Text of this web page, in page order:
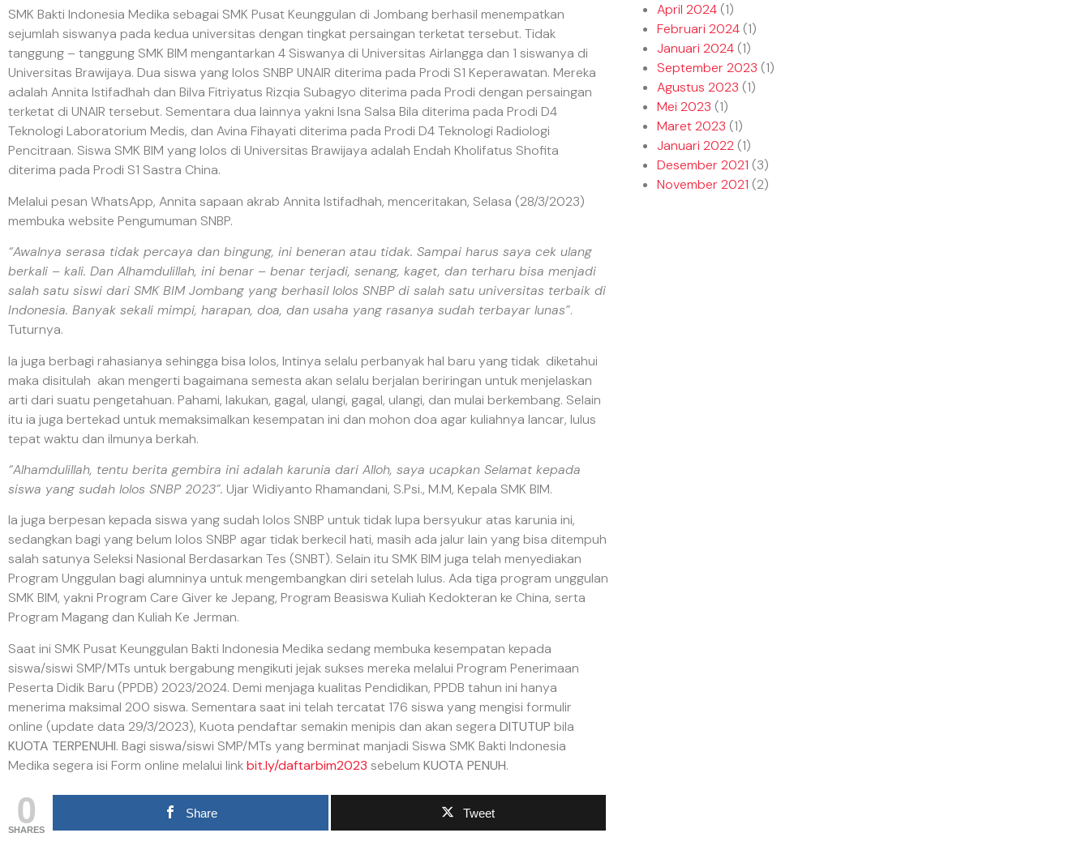
SMK Bakti Indonesia Medika sebagai SMK Pusat Keunggulan di Jombang berhasil menempatkan
sejumlah siswanya pada kedua universitas dengan tingkat persaingan terketat tersebut. Tidak
tanggung – tanggung SMK BIM mengantarkan 4 Siswanya di Universitas Airlangga dan 1 siswanya di
Universitas Brawijaya. Dua siswa yang lolos SNBP UNAIR diterima pada Prodi S1 Keperawatan. Mereka
adalah Annita Istifadhah dan Bilva Fitriyatus Rizqia Subagyo diterima pada Prodi dengan persaingan
terketat di UNAIR tersebut. Sementara dua lainnya yakni Isna Salsa Bila diterima pada Prodi D4
Teknologi Laboratorium Medis, dan Avina Fihayati diterima pada Prodi D4 Teknologi Radiologi
Pencitraan. Siswa SMK BIM yang lolos di Universitas Brawijaya adalah Endah Kholifatus Shofita
diterima pada Prodi S1 Sastra China.
Melalui pesan WhatsApp, Annita sapaan akrab Annita Istifadhah, menceritakan, Selasa (28/3/2023)
membuka website Pengumuman SNBP.
“Awalnya serasa tidak percaya dan bingung, ini beneran atau tidak. Sampai harus saya cek ulang
berkali – kali. Dan Alhamdulillah, ini benar – benar terjadi, senang, kaget, dan terharu bisa menjadi
salah satu siswi dari SMK BIM Jombang yang berhasil lolos SNBP di salah satu universitas terbaik di
Indonesia. Banyak sekali mimpi, harapan, doa, dan usaha yang rasanya sudah terbayar lunas”.
Tuturnya.
Ia juga berbagi rahasianya sehingga bisa lolos, Intinya selalu perbanyak hal baru yang tidak diketahui
maka disitulah akan mengerti bagaimana semesta akan selalu berjalan beriringan untuk menjelaskan
arti dari suatu pengetahuan. Pahami, lakukan, gagal, ulangi, gagal, ulangi, dan mulai berkembang. Selain
itu ia juga bertekad untuk memaksimalkan kesempatan ini dan mohon doa agar kuliahnya lancar, lulus
tepat waktu dan ilmunya berkah.
“Alhamdulillah, tentu berita gembira ini adalah karunia dari Alloh, saya ucapkan Selamat kepada
siswa yang sudah lolos SNBP 2023”. Ujar Widiyanto Rhamandani, S.Psi., M.M, Kepala SMK BIM.
Ia juga berpesan kepada siswa yang sudah lolos SNBP untuk tidak lupa bersyukur atas karunia ini,
sedangkan bagi yang belum lolos SNBP agar tidak berkecil hati, masih ada jalur lain yang bisa ditempuh
salah satunya Seleksi Nasional Berdasarkan Tes (SNBT). Selain itu SMK BIM juga telah menyediakan
Program Unggulan bagi alumninya untuk mengembangkan diri setelah lulus. Ada tiga program unggulan
SMK BIM, yakni Program Care Giver ke Jepang, Program Beasiswa Kuliah Kedokteran ke China, serta
Program Magang dan Kuliah Ke Jerman.
Saat ini SMK Pusat Keunggulan Bakti Indonesia Medika sedang membuka kesempatan kepada
siswa/siswi SMP/MTs untuk bergabung mengikuti jejak sukses mereka melalui Program Penerimaan
Peserta Didik Baru (PPDB) 2023/2024. Demi menjaga kualitas Pendidikan, PPDB tahun ini hanya
menerima maksimal 200 siswa. Sementara saat ini telah tercatat 176 siswa yang mengisi formulir
online (update data 29/3/2023), Kuota pendaftar semakin menipis dan akan segera DITUTUP bila
KUOTA TERPENUHI. Bagi siswa/siswi SMP/MTs yang berminat manjadi Siswa SMK Bakti Indonesia
Medika segera isi Form online melalui linkbit.ly/daftarbim2023 sebelum KUOTA PENUH.
0
SHARES
Share Tweet
April 2024(1)
Februari 2024(1)
Januari 2024(1)
September 2023 (1)
Agustus 2023 (1)
Mei 2023 (1)
Maret 2023 (1)
Januari 2022(1)
Desember 2021 (3)
November 2021 (2)